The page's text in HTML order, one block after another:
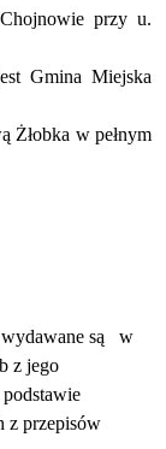
przy u.
Gmina Miejska
Żłobka w pełnym
są
w
z jego
z przepisów